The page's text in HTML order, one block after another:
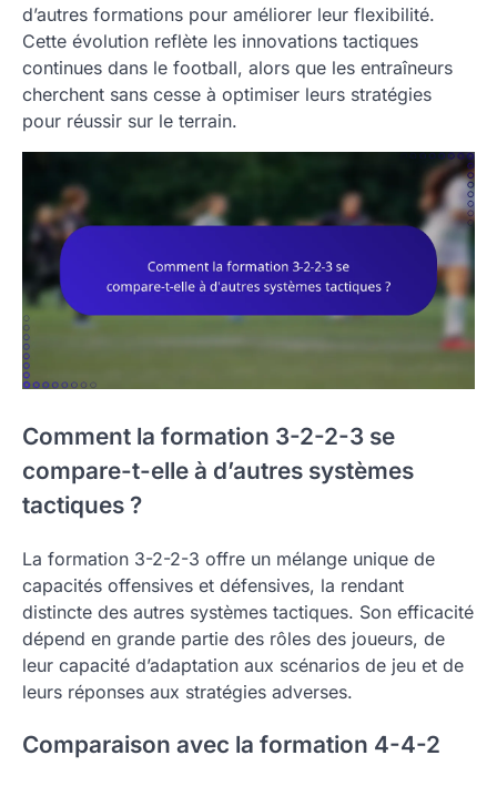
d’autres formations pour améliorer leur flexibilité.
Cette évolution reflète les innovations tactiques
continues dans le football, alors que les entraîneurs
cherchent sans cesse à optimiser leurs stratégies
pour réussir sur le terrain.
Comment la formation 3-2-2-3 se
compare-t-elle à d’autres systèmes
tactiques ?
La formation 3-2-2-3 offre un mélange unique de
capacités offensives et défensives, la rendant
distincte des autres systèmes tactiques. Son efficacité
dépend en grande partie des rôles des joueurs, de
leur capacité d’adaptation aux scénarios de jeu et de
leurs réponses aux stratégies adverses.
Comparaison avec la formation 4-4-2